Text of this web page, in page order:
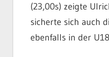
(23,00s) zeigte
sicherte sich auch
ebenfalls in der